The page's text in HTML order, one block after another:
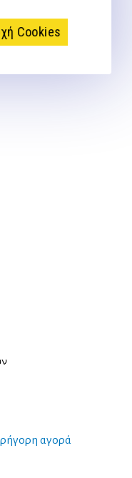
Cookies
αγορά